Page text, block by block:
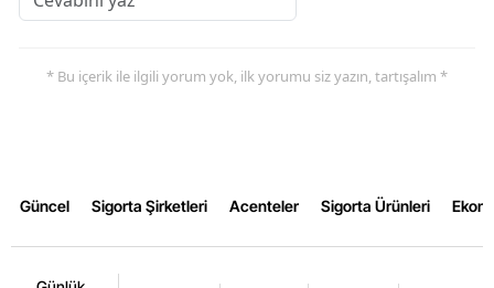
* Bu içerik ile ilgili yorum yok, ilk yorumu siz yazın, tartışalım *
Güncel Sigorta Şirketleri Acenteler Sigorta Ürünleri